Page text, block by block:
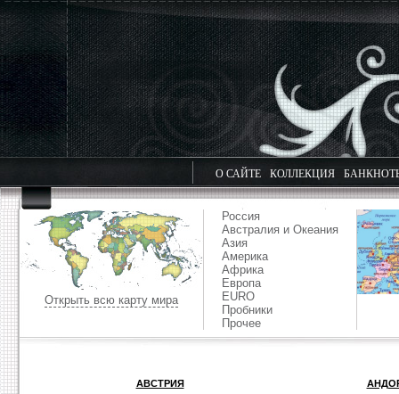
О САЙТЕ КОЛЛЕКЦИЯ
Открыть всю карту мира
Россия
Австралия и Океания
Азия
Америка
Африка
Европа
EURO
Пробники
Прочее
АВСТРИЯ